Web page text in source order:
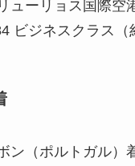
ューリョス国際空
ビジネスクラス（
ン（ポルトガル）